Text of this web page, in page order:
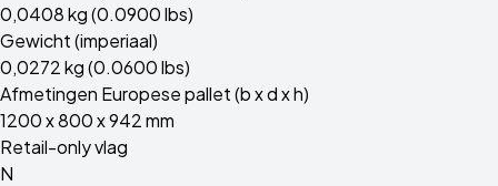
0,0408 kg (0.0900 lbs)
Gewicht (imperiaal)
0,0272 kg (0.0600 lbs)
Afmetingen Europese pallet (b x d x h)
1200 x 800 x 942 mm
Retail-only vlag
N